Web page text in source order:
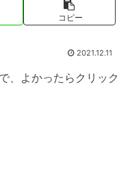
コピー
2021.12.11
、よかったらクリック